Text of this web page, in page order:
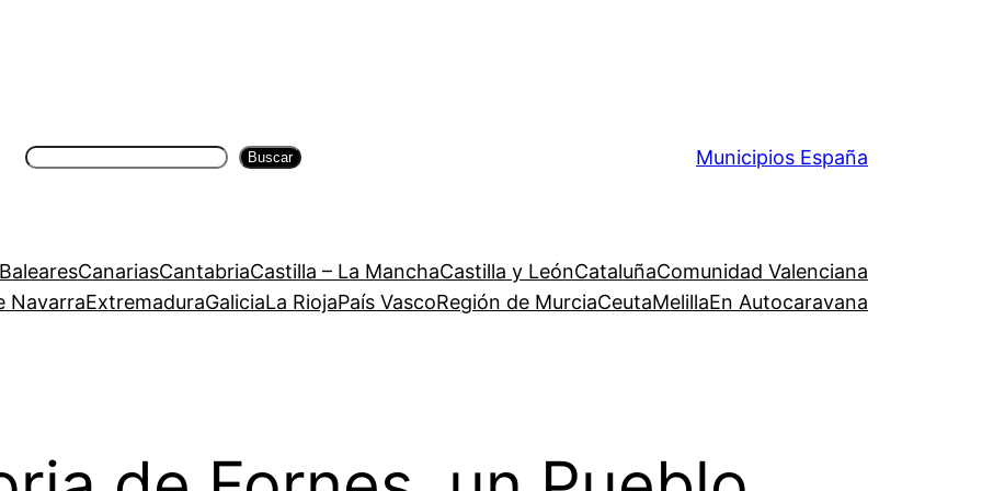
Buscar Buscar Municipios España
CanariasCantabriaCastilla – La ManchaCastilla y LeónCataluñaComunidad Valenciana
NavarraExtremaduraGaliciaLa RiojaPaís VascoRegión de MurciaCeutaMelillaEn Autocaravana